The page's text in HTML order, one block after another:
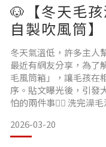
🐶【冬天毛
自製吹風筒】
冬天氣溫低，許多主人
最近有網友分享，為了
毛風筒箱」，讓毛孩在
序。貼文曝光後，引發
怕的兩件事👉🏻 洗完澡
體溫流失速度快犬貓正
低、水分蒸發快，核心
2026-03-20